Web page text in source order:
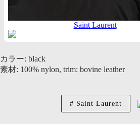
Saint Laurent
カラー: black
素材: 100% nylon, trim: bovine leather
Saint Laurent